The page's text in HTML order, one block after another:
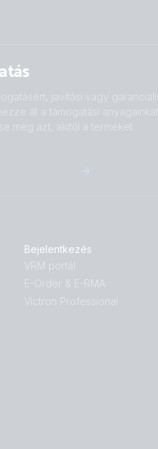
javítási vagy garanciális
át a támogatási anyagainkat
meg azt, akitől a terméket
Bejelentkezés
VRM portál
E-Order & E-RMA
Victron Professional